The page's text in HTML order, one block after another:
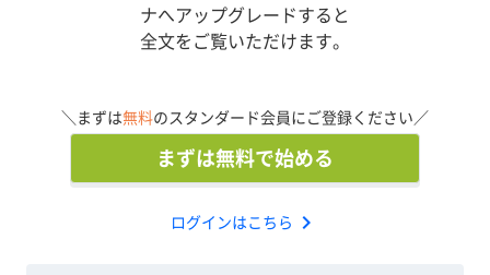
ナへアップグレードすると
全文をご覧いただけます。
＼まずは無料のスタンダード会員にご登録ください／
まずは無料で始める
ログインはこちら chevron_right